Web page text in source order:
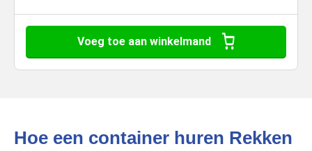
Voeg toe aan winkelmand
Hoe een container huren Rekken